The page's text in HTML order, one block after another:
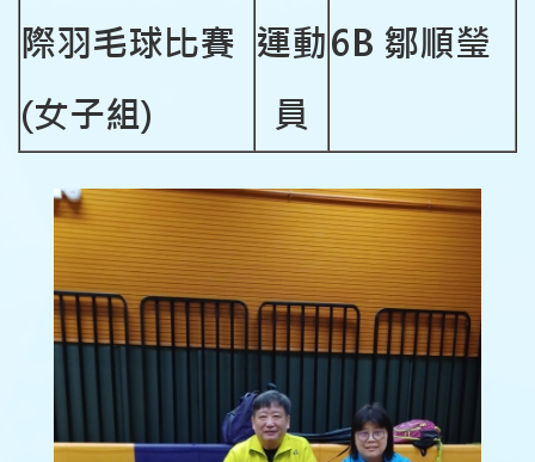
際羽毛球比賽
(女子組)
運動
員
6B 鄒順瑩